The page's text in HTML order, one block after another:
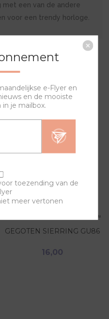
met een van de andere
voor een trendy horloge.
PRODUCTEN
GEGOTEN SIERRING GU86
16,00
e-Flyer en
en de mooiste
je mailbox.
toezending van de
meer vertonen